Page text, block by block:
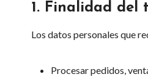
1. Finalidad del
Los datos personales que
Procesar pedidos,